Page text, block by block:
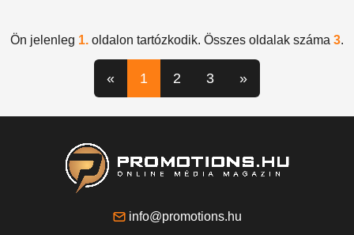
Ön jelenleg 1. oldalon tartózkodik. Összes oldalak száma 3.
« 1 2 3 »
info@promotions.hu